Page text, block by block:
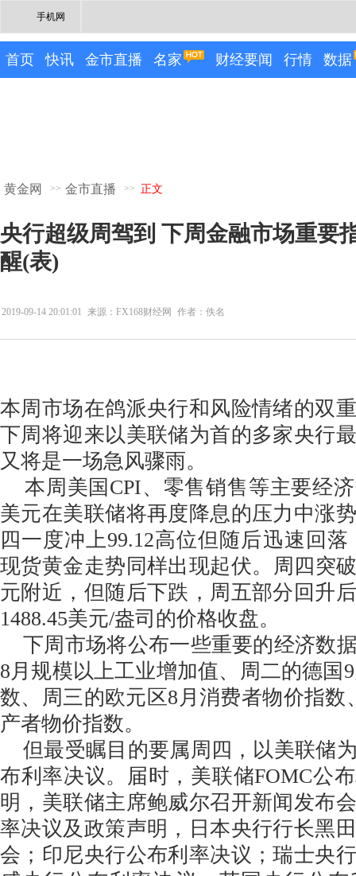
手机网
首页 快讯 金市直播 名家 财经要闻 行情 数据
黄金网 >> 金市直播 >> 正文
央行超级周驾到 下周金融市场重要
醒(表)
2019-09-14 20:01:01 来源：FX168财经网 作者：佚名
本周市场在鸽派央行和风险情绪的双
下周将迎来以美联储为首的多家央行
又将是一场急风骤雨。
本周美国CPI、零售销售等主要经
美元在美联储将再度降息的压力中涨
四一度冲上99.12高位但随后迅速回落
现货黄金走势同样出现起伏。周四突
元附近，但随后下跌，周五部分回升
1488.45美元/盎司的价格收盘。
下周市场将公布一些重要的经济数
8月规模以上工业增加值、周二的德国
数、周三的欧元区8月消费者物价指数
产者物价指数。
但最受瞩目的要属周四，以美联储
布利率决议。届时，美联储FOMC公
明，美联储主席鲍威尔召开新闻发布
率决议及政策声明，日本央行行长黑
会；印尼央行公布利率决议；瑞士央